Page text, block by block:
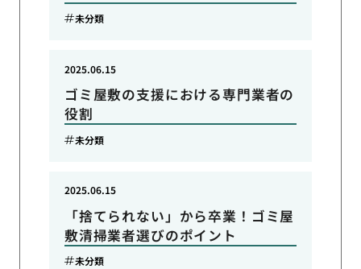
未分類
ゴミ屋敷の支援における専門業者の
役割
2025.06.15
未分類
「捨てられない」から卒業！ゴミ屋
敷清掃業者選びのポイント
2025.06.15
未分類